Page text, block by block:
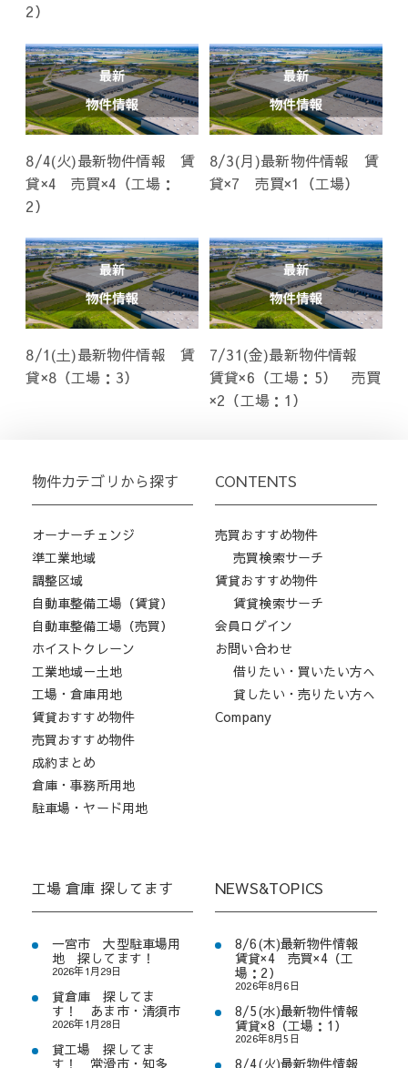
2）
8/4(火)最新物件情報 賃
貸×4 売買×4（工場：
2）
8/3(月)最新物件情報 賃
貸×7 売買×1（工場）
8/1(土)最新物件情報 賃
貸×8（工場：3）
7/31(金)最新物件情報
賃貸×6（工場：5） 売買
×2（工場：1）
物件カテゴリから探す
オーナーチェンジ
準工業地域
調整区域
自動車整備工場（賃貸）
自動車整備工場（売買）
ホイストクレーン
工業地域－土地
工場・倉庫用地
賃貸おすすめ物件
売買おすすめ物件
成約まとめ
倉庫・事務所用地
駐車場・ヤード用地
CONTENTS
売買おすすめ物件
売買検索サーチ
賃貸おすすめ物件
賃貸検索サーチ
会員ログイン
お問い合わせ
借りたい・買いたい方へ
貸したい・売りたい方へ
Company
工場 倉庫 探してます
一宮市 大型駐車場用
地 探してます！
2026年1月29日
貸倉庫 探してま
す！ あま市・清須市
2026年1月28日
貸工場 探してま
す！ 常滑市・知多
NEWS&TOPICS
8/6(木)最新物件情報
賃貸×4 売買×4（工
場：2）
2026年8月6日
8/5(水)最新物件情報
賃貸×8（工場：1）
2026年8月5日
8/4(火)最新物件情報